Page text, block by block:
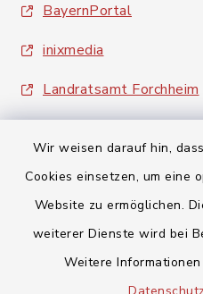
Wir weisen darauf hin,
Cookies einsetzen, um eine
Website zu ermöglichen.
weiterer Dienste wird bei
Weitere
BayernPortal
inixmedia
Landratsamt Forchheim